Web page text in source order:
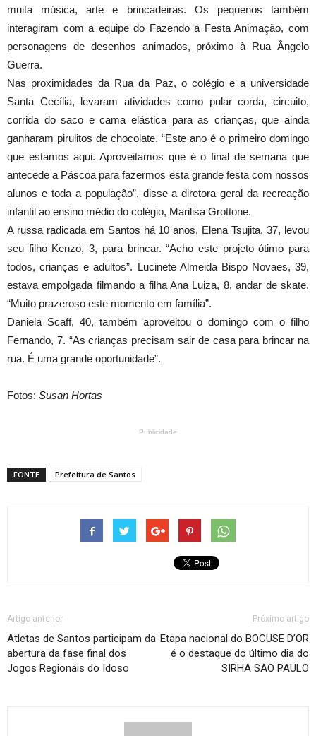
muita música, arte e brincadeiras. Os pequenos também
interagiram com a equipe do Fazendo a Festa Animação, com
personagens de desenhos animados, próximo à Rua Ângelo
Guerra.
Nas proximidades da Rua da Paz, o colégio e a universidade
Santa Cecília, levaram atividades como pular corda, circuito,
corrida do saco e cama elástica para as crianças, que ainda
ganharam pirulitos de chocolate. “Este ano é o primeiro domingo
que estamos aqui. Aproveitamos que é o final de semana que
antecede a Páscoa para fazermos esta grande festa com nossos
alunos e toda a população”, disse a diretora geral da recreação
infantil ao ensino médio do colégio, Marilisa Grottone.
A russa radicada em Santos há 10 anos, Elena Tsujita, 37, levou
seu filho Kenzo, 3, para brincar. “Acho este projeto ótimo para
todos, crianças e adultos”. Lucinete Almeida Bispo Novaes, 39,
estava empolgada filmando a filha Ana Luiza, 8, andar de skate.
“Muito prazeroso este momento em família”.
Daniela Scaff, 40, também aproveitou o domingo com o filho
Fernando, 7. “As crianças precisam sair de casa para brincar na
rua. É uma grande oportunidade”.
Fotos: Susan Hortas
Publicidade
FONTE Prefeitura de Santos
Artigo anterior
Atletas de Santos participam da
abertura da fase final dos
Jogos Regionais do Idoso
Próximo artigo
Etapa nacional do BOCUSE D’OR
é o destaque do último dia do
SIRHA SÃO PAULO